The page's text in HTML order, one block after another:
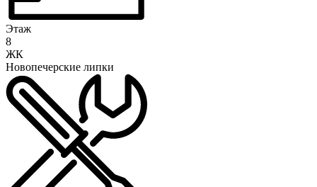
Этаж
8
ЖК
Новопечерские липки